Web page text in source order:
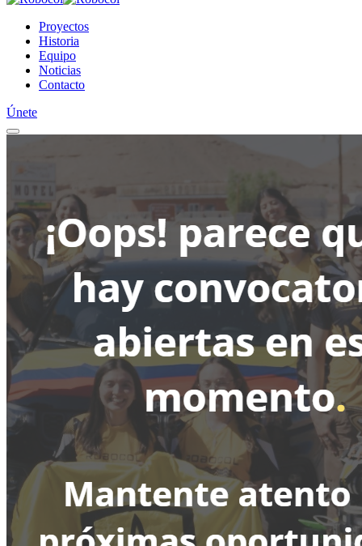
Proyectos
Historia
Equipo
Noticias
Contacto
Únete